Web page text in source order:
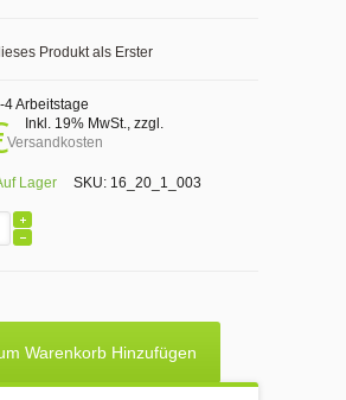
Produkt als Erster
4 Arbeitstage
Inkl. 19% MwSt., zzgl.
Versandkosten
Lager SKU: 16_20_1_003
Warenkorb Hinzufügen